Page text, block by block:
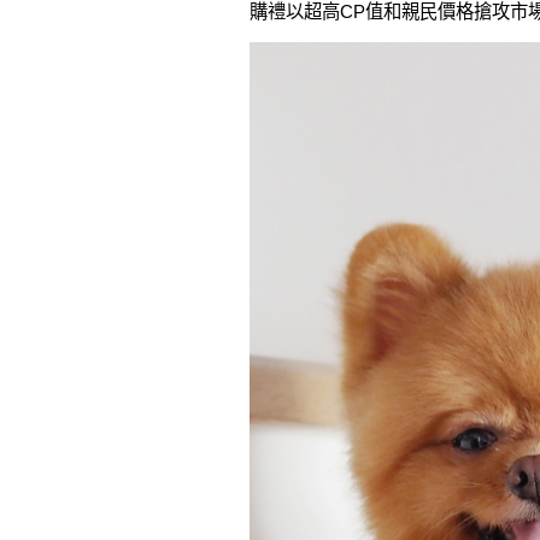
購禮以超高CP值和親民價格搶攻市